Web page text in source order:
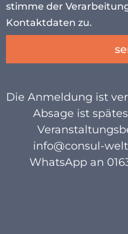
stimme der
Kontaktdaten zu.
Die Anmeldung ist
Absage ist
info@consul-
WhatsApp an